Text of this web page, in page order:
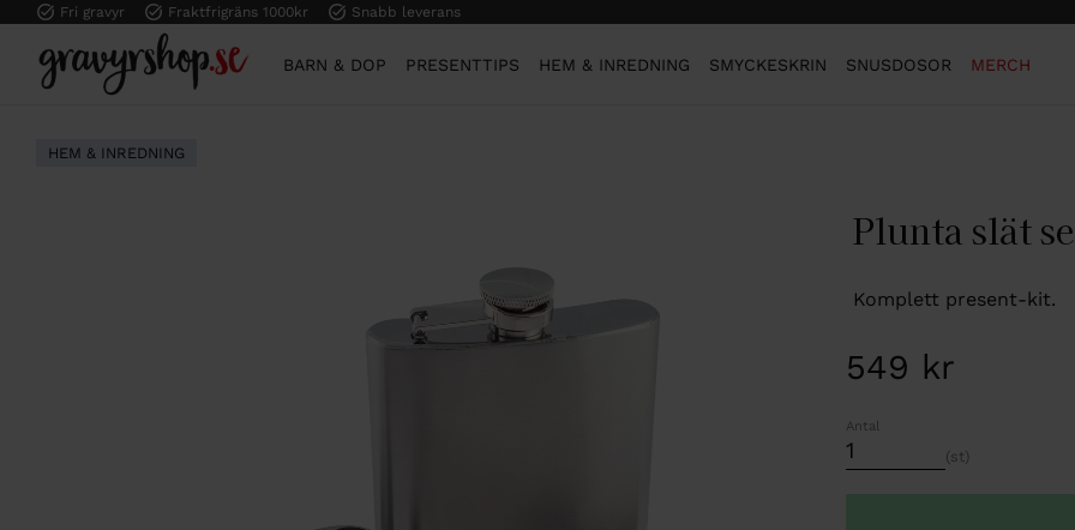
Fri gravyr Fraktfrigräns 1000kr Snabb leverans
BARN & DOP PRESENTTIPS HEM & INREDNING SMYCKESKRIN SNUSDOSOR MERCH
HEM & INREDNING
Plunta slät
Komplett present-kit.
549 kr
Antal
st